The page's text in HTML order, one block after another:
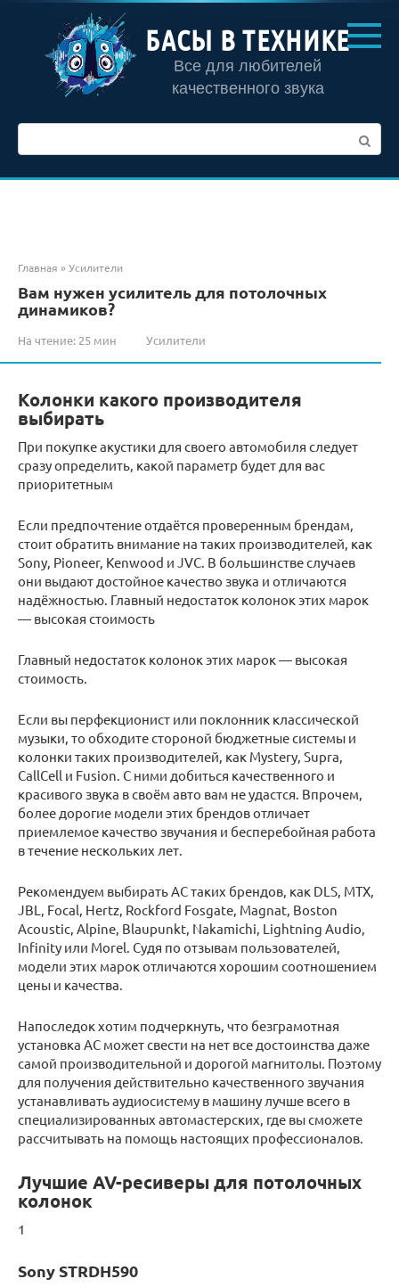
контенту
БАСЫ В ТЕХНИКЕ
Все для любителей
качественного звука
Главная »Усилители
Вам нужен усилитель для потолочных
динамиков?
На чтение: 25 мин Усилители
Колонки какого производителя
выбирать
При покупке акустики для своего автомобиля следует
сразу определить, какой параметр будет для вас
приоритетным
Если предпочтение отдаётся проверенным брендам,
стоит обратить внимание на таких производителей, как
Sony, Pioneer, Kenwood и JVC. В большинстве случаев
они выдают достойное качество звука и отличаются
надёжностью. Главный недостаток колонок этих марок
— высокая стоимость
Главный недостаток колонок этих марок — высокая
стоимость.
Если вы перфекционист или поклонник классической
музыки, то обходите стороной бюджетные системы и
колонки таких производителей, как Mystery, Supra,
CallCell и Fusion. С ними добиться качественного и
красивого звука в своём авто вам не удастся. Впрочем,
более дорогие модели этих брендов отличает
приемлемое качество звучания и бесперебойная работа
в течение нескольких лет.
Рекомендуем выбирать АС таких брендов, как DLS, MTX,
JBL, Focal, Hertz, Rockford Fosgate, Magnat, Boston
Acoustic, Alpine, Blaupunkt, Nakamichi, Lightning Audio,
Infinity или Morel. Судя по отзывам пользователей,
модели этих марок отличаются хорошим соотношением
цены и качества.
Напоследок хотим подчеркнуть, что безграмотная
установка АС может свести на нет все достоинства даже
самой производительной и дорогой магнитолы. Поэтому
для получения действительно качественного звучания
устанавливать аудиосистему в машину лучше всего в
специализированных автомастерских, где вы сможете
рассчитывать на помощь настоящих профессионалов.
Лучшие AV-ресиверы для потолочных
колонок
1
Sony STRDH590